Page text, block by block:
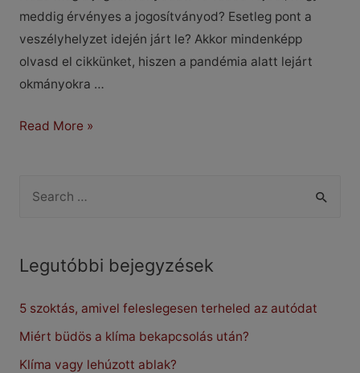
meddig érvényes a jogosítványod? Esetleg pont a
veszélyhelyzet idején járt le? Akkor mindenképp
olvasd el cikkünket, hiszen a pandémia alatt lejárt
okmányokra …
Nézd
jogosítványodat!
Read More »
r
h
f
o
Legutóbbi bejegyzések
5 szoktás, amivel feleslegesen terheled az autódat
Miért büdös a klíma bekapcsolás után?
Klíma vagy lehúzott ablak?